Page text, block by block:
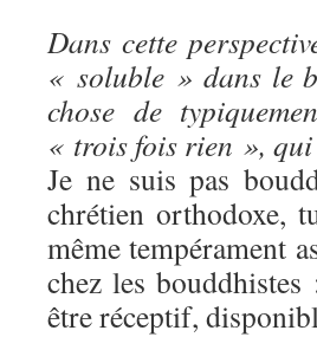
Dans cette
« soluble » dans le
chose de
« trois fois rien », qui
Je ne suis pas
chrétien orthodoxe,
même tempérament
chez les
être réceptif,